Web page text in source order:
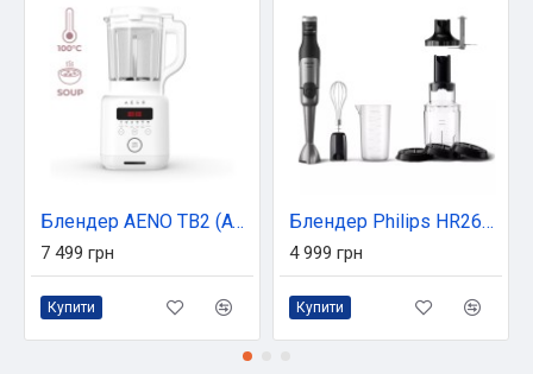
Блендер AENO TB2 (ATB0002)
7 499 грн
Купити
Блендер Philips HR2684/00
4 999 грн
Купити